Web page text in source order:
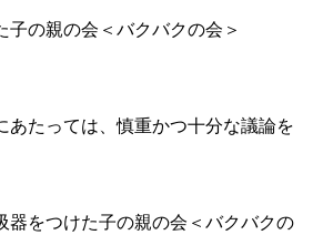
子の親の会＜バクバクの会＞
あたっては、慎重かつ十分な議論を
をつけた子の親の会＜バクバクの